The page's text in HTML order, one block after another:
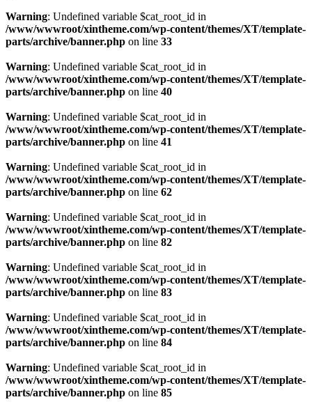
Warning: Undefined variable $cat_root_id in
/www/wwwroot/xintheme.com/wp-content/themes/XT/template-
parts/archive/banner.php on line 33
Warning: Undefined variable $cat_root_id in
/www/wwwroot/xintheme.com/wp-content/themes/XT/template-
parts/archive/banner.php on line 40
Warning: Undefined variable $cat_root_id in
/www/wwwroot/xintheme.com/wp-content/themes/XT/template-
parts/archive/banner.php on line 41
Warning: Undefined variable $cat_root_id in
/www/wwwroot/xintheme.com/wp-content/themes/XT/template-
parts/archive/banner.php on line 62
Warning: Undefined variable $cat_root_id in
/www/wwwroot/xintheme.com/wp-content/themes/XT/template-
parts/archive/banner.php on line 82
Warning: Undefined variable $cat_root_id in
/www/wwwroot/xintheme.com/wp-content/themes/XT/template-
parts/archive/banner.php on line 83
Warning: Undefined variable $cat_root_id in
/www/wwwroot/xintheme.com/wp-content/themes/XT/template-
parts/archive/banner.php on line 84
Warning: Undefined variable $cat_root_id in
/www/wwwroot/xintheme.com/wp-content/themes/XT/template-
parts/archive/banner.php on line 85